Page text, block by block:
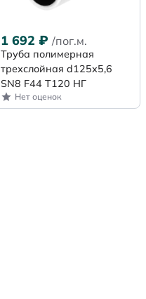
1 692 ₽ /пог.м.
Труба полимерная
трехслойная d125х5,6
SN8 F44 Т120 НГ
Нет оценок